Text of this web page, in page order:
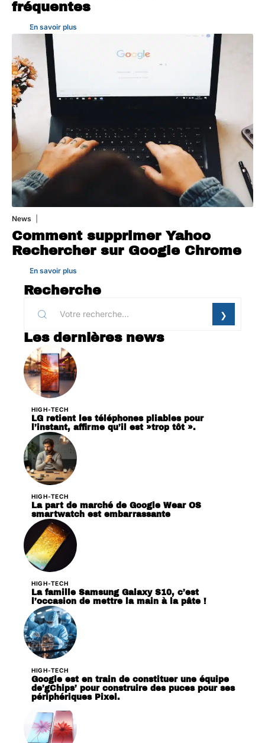
fréquentes
En savoir plus
News
Comment supprimer Yahoo
Rechercher sur Google Chrome
En savoir plus
Recherche
Les dernières news
HIGH-TECH
LG retient les téléphones pliables pour
l’instant, affirme qu’il est »trop tôt ».
HIGH-TECH
La part de marché de Google Wear OS
smartwatch est embarrassante
HIGH-TECH
La famille Samsung Galaxy S10, c’est
l’occasion de mettre la main à la pâte !
HIGH-TECH
Google est en train de constituer une équipe
de’gChips’ pour construire des puces pour ses
périphériques Pixel.